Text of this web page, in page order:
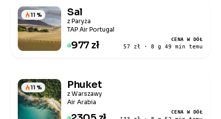
11 % Sal
z Paryża
TAP Air Portugal
977 zł CENA W DÓŁ
57 zł · 8 g 49 min temu
11 % Phuket
z Warszawy
Air Arabia
CENA W DÓŁ